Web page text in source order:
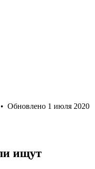
• Обновлено 1 июля 2020
ищут